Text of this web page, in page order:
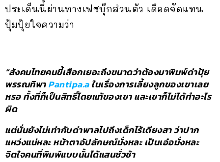
ประเด็นนี้ผ่านทางเฟซบุ๊กส่วนตัว เดือดจัดแทน
ปุ้มปุ้ยใจความว่า
“สังคมไทยคนขี้เสือกเยอะถึงขนาดว่าต้องมาพิมพ์ด่าปุ้ย
พรรณทิพาPantipa.aในเรื่องการเลี้ยงลูกของเขาเลย
หรอ ทั้งที่ก็เป็นสิทธิ์โดยแท้ของเขา และเขาก็ไม่ได้ทำอะไร
ผิด
แต่นั่นยังไม่เท่ากับด่าพาลไปถึงเด็กไร้เดียงสา ว่าปาก
แหว่งแน่หละ หน้าตาอัปลักษณ์มั่งหละ เป็นเอ๋อมั่งหละ
จิตใจคนที่พิมพ์แบบนั้นได้แสนชั่วช้า